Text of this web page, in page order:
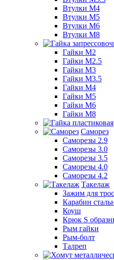
Втулки М4
Втулки М5
Втулки М6
Втулки М8
Гайки М2
Гайки М2.5
Гайки М3
Гайки М3.5
Гайки М4
Гайки М5
Гайки М6
Гайки М8
Саморез
Саморезы 2.9
Саморезы 3.0
Саморезы 3.5
Саморезы 4.0
Саморезы 4.2
Такелаж
Зажим для
Карабин
Коуш
Крюк S
Рым гайки
Рым-болт
Талреп